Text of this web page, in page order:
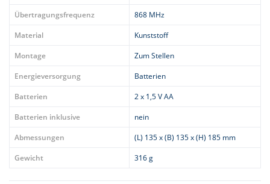
Übertragungsfrequenz
868 MHz
Material
Kunststoff
Montage
Zum Stellen
Energieversorgung
Batterien
Batterien
2 x 1,5 V AA
Batterien inklusive
nein
Abmessungen
(L) 135 x (B) 135 x (H) 185 mm
Gewicht
316 g